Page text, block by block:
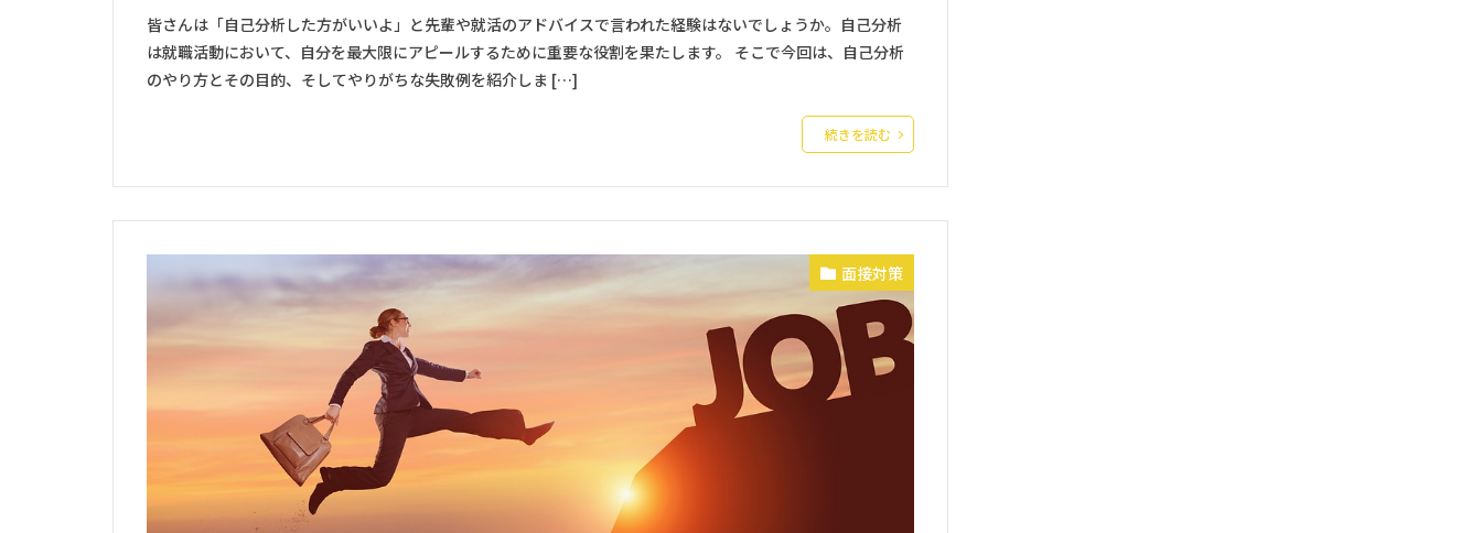
皆さんは「自己分析した方がいいよ」と先輩や就活のアドバイスで言われた経験はないでしょうか。自己分析
は就職活動において、自分を最大限にアピールするために重要な役割を果たします。 そこで今回は、自己分析
のやり方とその目的、そしてやりがちな失敗例を紹介しま […]
続きを読む
面接対策